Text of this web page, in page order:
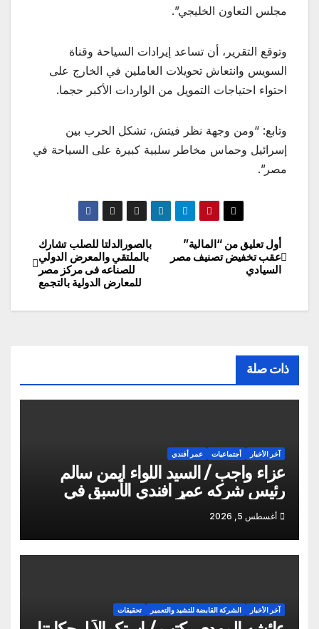
مجلس التعاون الخليجي”.
وتوقع التقرير، أن تساعد إيرادات السياحة وقناة
السويس وانتعاش تحويلات العاملين في الخارج على
احتواء احتياجات التمويل من الواردات الأكبر حجما.
وتابع: “ومن وجهة نظر فيتش، تشكل الحرب بين
إسرائيل وحماس مخاطر سلبية كبيرة على السياحة في
مصر”.
تصفّح
المقالات
بالصورالدلتا للصلب تشارك
بالملتقي والمعرض الدولي
للصناعه فى مركز مصر
للمعارض الدولية بالتجمع
أول تعليق من “المالية”
عقب تخفيض تصنيف مصر
السيادي
ذات صلة
آخر الأخبار أجتماعيات عمر أفندي
عزاء واجب / السيد اللواء ايمن سالم
رئيس شركه عمر افندي الأسبق في
وفاه المغفور له أخو سيادته م أيمن سالم
أغسطس 5, 2026
آخر الأخبار الشركة القابضة للتشيد والتعمير تحقيقات